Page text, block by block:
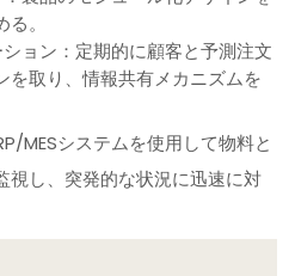
。
ョン：定期的に顧客と予測注文
を取り、情報共有メカニズムを
MESシステムを使用して物料と
視し、突発的な状況に迅速に対